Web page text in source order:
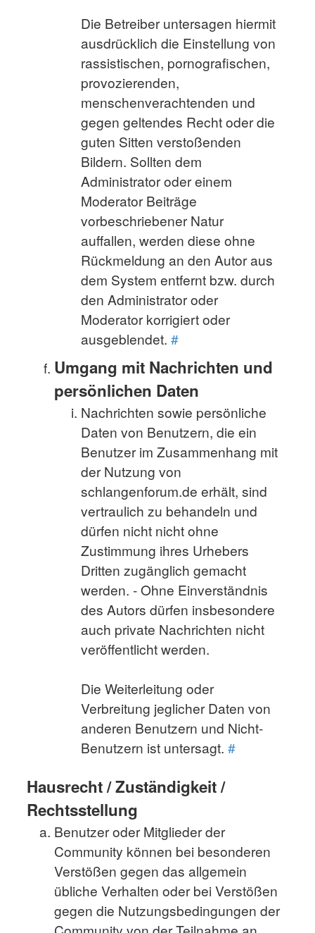
Die Betreiber untersagen hiermit
ausdrücklich die Einstellung von
rassistischen, pornografischen,
provozierenden,
menschenverachtenden und
gegen geltendes Recht oder die
guten Sitten verstoßenden
Bildern. Sollten dem
Administrator oder einem
Moderator Beiträge
vorbeschriebener Natur
auffallen, werden diese ohne
Rückmeldung an den Autor aus
dem System entfernt bzw. durch
den Administrator oder
Moderator korrigiert oder
ausgeblendet.#
Umgang mit Nachrichten und
persönlichen Daten
Nachrichten sowie persönliche
Daten von Benutzern, die ein
Benutzer im Zusammenhang mit
der Nutzung von
schlangenforum.de erhält, sind
vertraulich zu behandeln und
dürfen nicht nicht ohne
Zustimmung ihres Urhebers
Dritten zugänglich gemacht
werden. - Ohne Einverständnis
des Autors dürfen insbesondere
auch private Nachrichten nicht
veröffentlicht werden.
Die Weiterleitung oder
Verbreitung jeglicher Daten von
anderen Benutzern und Nicht-
Benutzern ist untersagt.#
Hausrecht / Zuständigkeit /
Rechtsstellung
Benutzer oder Mitglieder der
Community können bei besonderen
Verstößen gegen das allgemein
übliche Verhalten oder bei Verstößen
gegen die Nutzungsbedingungen der